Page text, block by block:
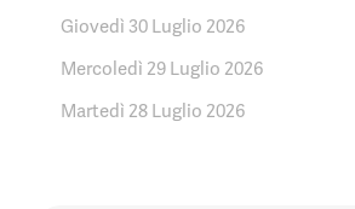
Giovedì 30 Luglio 2026
Mercoledì 29 Luglio 2026
Martedì 28 Luglio 2026